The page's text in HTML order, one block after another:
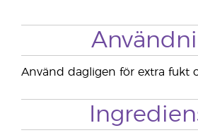
Använd dagligen för extra fukt